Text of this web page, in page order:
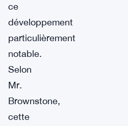
ce
développement
particulièrement
notable.
Selon
Mr.
Brownstone,
cette